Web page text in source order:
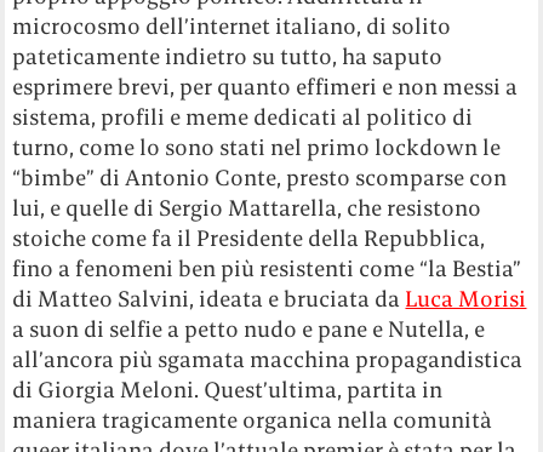
microcosmo dell’internet italiano, di solito
pateticamente indietro su tutto, ha saputo
esprimere brevi, per quanto effimeri e non messi a
sistema, profili e meme dedicati al politico di
turno, come lo sono stati nel primo lockdown le
“bimbe” di Antonio Conte, presto scomparse con
lui, e quelle di Sergio Mattarella, che resistono
stoiche come fa il Presidente della Repubblica,
fino a fenomeni ben più resistenti come “la Bestia”
di Matteo Salvini, ideata e bruciata da Luca Morisi
a suon di selfie a petto nudo e pane e Nutella, e
all’ancora più sgamata macchina propagandistica
di Giorgia Meloni. Quest’ultima, partita in
maniera tragicamente organica nella comunità